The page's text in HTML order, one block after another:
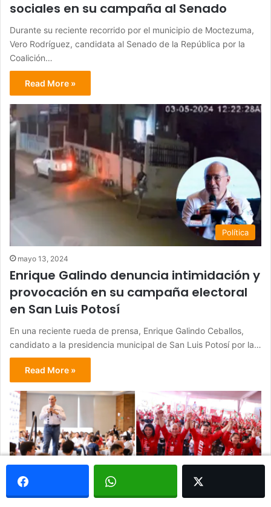
sociales en su campaña al Senado
Durante su reciente recorrido por el municipio de Moctezuma,
Vero Rodríguez, candidata al Senado de la República por la
Coalición…
Read More »
Política
mayo 13, 2024
Enrique Galindo denuncia intimidación y
provocación en su campaña electoral
en San Luis Potosí
En una reciente rueda de prensa, Enrique Galindo Ceballos,
candidato a la presidencia municipal de San Luis Potosí por la…
Read More »